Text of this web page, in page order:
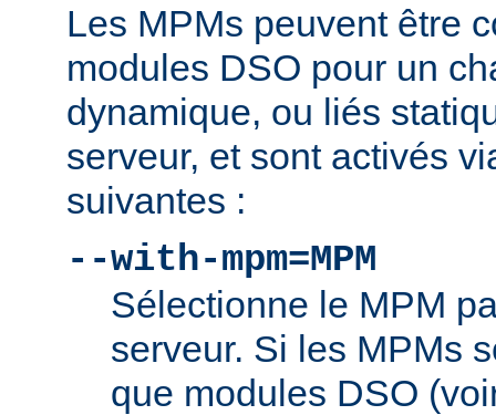
Les MPMs peuvent être
modules DSO pour un
dynamique, ou liés
serveur, et sont activés
suivantes :
--with-mpm=MPM
Sélectionne le MPM
serveur. Si les MPMs
que modules DSO